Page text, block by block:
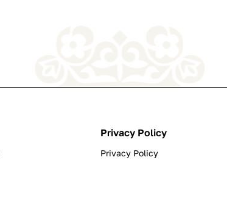
Privacy Policy
Privacy Policy